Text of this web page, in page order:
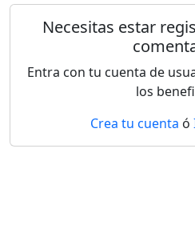
Necesitas estar
Entra con tu cuenta de
los
Crea tu cuenta ó